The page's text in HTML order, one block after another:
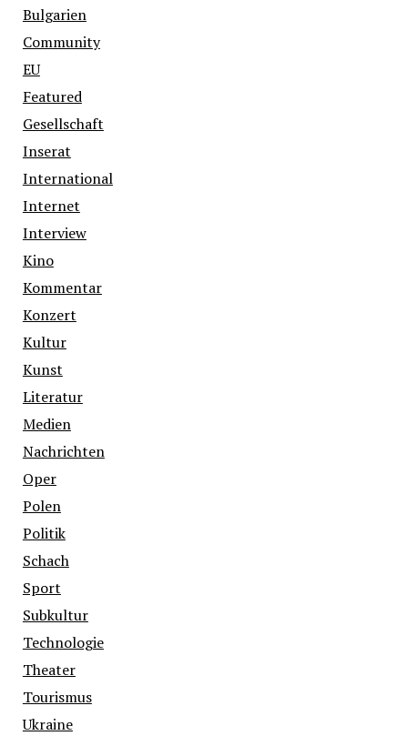
Bulgarien
Community
EU
Featured
Gesellschaft
Inserat
International
Internet
Interview
Kino
Kommentar
Konzert
Kultur
Kunst
Literatur
Medien
Nachrichten
Oper
Polen
Politik
Schach
Sport
Subkultur
Technologie
Theater
Tourismus
Ukraine